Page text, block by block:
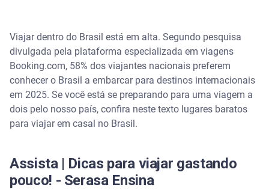
Dicas para economizar em uma viagem romântica
Viaje fora da alta temporada
Prefira destinos menos badalados
Fique em hospedagens alternativas
Viajar dentro do Brasil está em alta. Segundo pesquisa
divulgada pela plataforma especializada em viagens
Booking.com, 58% dos viajantes nacionais preferem
conhecer o Brasil a embarcar para destinos internacionais
em 2025. Se você está se preparando para uma viagem a
dois pelo nosso país, confira neste texto lugares baratos
para viajar em casal no Brasil.
Assista | Dicas para viajar gastando
pouco! - Serasa Ensina